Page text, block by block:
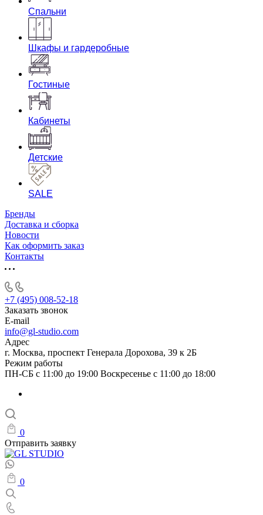
Спальни
Шкафы и гардеробные
Гостиные
Кабинеты
Детские
SALE
Бренды
Доставка и сборка
Новости
Как оформить заказ
Контакты
+7 (495) 008-52-18
Заказать звонок
E-mail
info@gl-studio.com
Адрес
г. Москва, проспект Генерала Дорохова, 39 к 2Б
Режим работы
ПН-СБ с 11:00 до 19:00 Воскресенье с 11:00 до 18:00
0
Отправить заявку
0